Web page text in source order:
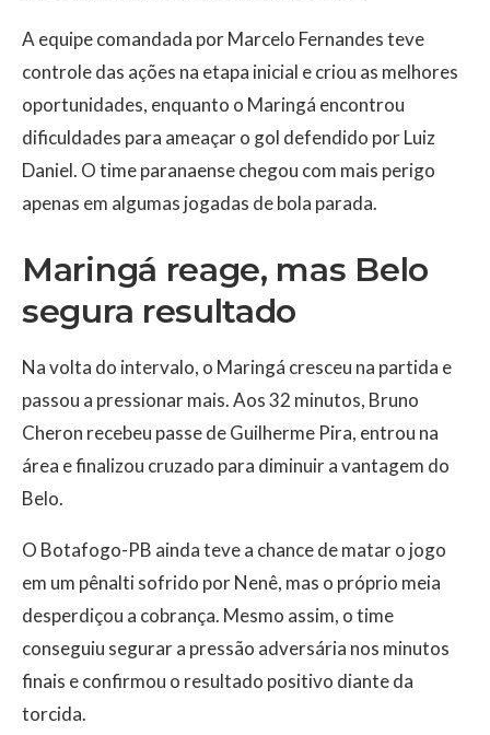
A equipe comandada por Marcelo Fernandes teve
controle das ações na etapa inicial e criou as melhores
oportunidades, enquanto o Maringá encontrou
dificuldades para ameaçar o gol defendido por Luiz
Daniel. O time paranaense chegou com mais perigo
apenas em algumas jogadas de bola parada.
Maringá reage, mas Belo
segura resultado
Na volta do intervalo, o Maringá cresceu na partida e
passou a pressionar mais. Aos 32 minutos, Bruno
Cheron recebeu passe de Guilherme Pira, entrou na
área e finalizou cruzado para diminuir a vantagem do
Belo.
O Botafogo-PB ainda teve a chance de matar o jogo
em um pênalti sofrido por Nenê, mas o próprio meia
desperdiçou a cobrança. Mesmo assim, o time
conseguiu segurar a pressão adversária nos minutos
finais e confirmou o resultado positivo diante da
torcida.